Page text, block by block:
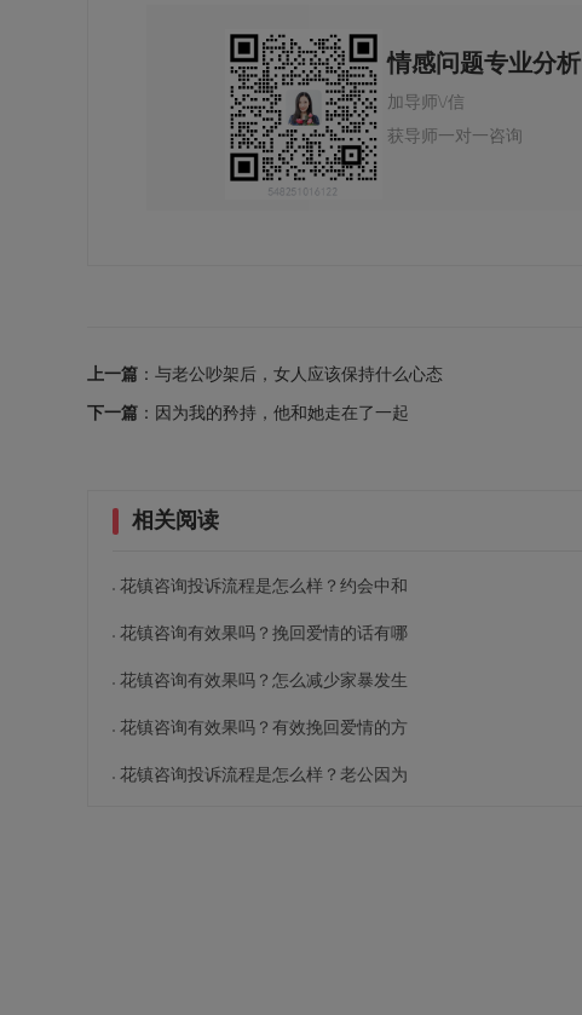
情感问题专业分析
加导师\/信
获导师一对一咨询
上一篇 ：与老公吵架后，女人应该保持什么心态
下一篇 ：因为我的矜持，他和她走在了一起
相关阅读
花镇咨询投诉流程是怎么样？约会中和
花镇咨询有效果吗？挽回爱情的话有哪
花镇咨询有效果吗？怎么减少家暴发生
花镇咨询有效果吗？有效挽回爱情的方
花镇咨询投诉流程是怎么样？老公因为